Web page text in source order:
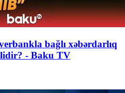
bağlı xəbərdarlıq
- Baku TV